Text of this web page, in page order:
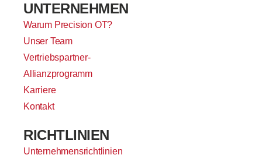
UNTERNEHMEN
Warum Precision OT?
Unser Team
Vertriebspartner-
Allianzprogramm
Karriere
Kontakt
RICHTLINIEN
Unternehmensrichtlinien